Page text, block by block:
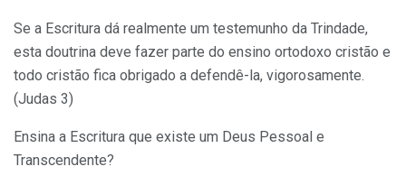
Se a Escritura dá realmente um testemunho da Trindade,
esta doutrina deve fazer parte do ensino ortodoxo cristão e
todo cristão fica obrigado a defendê-la, vigorosamente.
(Judas 3)
Ensina a Escritura que existe um Deus Pessoal e
Transcendente?